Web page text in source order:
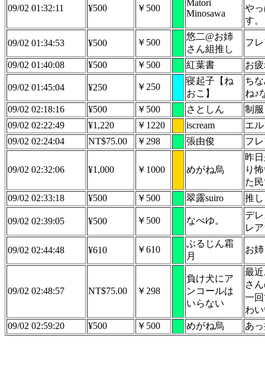
09/02 01:32:11 ¥500 ￥500
Matori
Minosawa
や
す。
09/02 01:34:53 ¥500 ￥500
悠二@お姉
さん組推し
フ
09/02 01:40:08 ¥500 ￥500 紅葉書 お
09/02 01:45:04 ¥250 ￥250
寝起子【ね
おこ】
ち
ね♪
09/02 02:18:16
¥500 ￥500 さとしん
制
09/02 02:22:49
¥1,220 ￥1220 iscream
エ
09/02 02:24:04
NT$75.00 ￥298 張由俊 フ
09/02 02:32:06 ¥1,000 ￥1000 めがね烏
昨
り
た
09/02 02:33:18
¥500 ￥500 翠露suiro 推
09/02 02:39:05 ¥500 ￥500 なべゆ。
デ
レ
09/02 02:44:48 ¥610 ￥610
ぶるじん霜
月
お
09/02 02:48:57 NT$75.00 ￥298
負け犬にア
ンコールは
いらない
最
さ
一
わ
09/02 02:59:20
¥500 ￥500 めがね烏 あ